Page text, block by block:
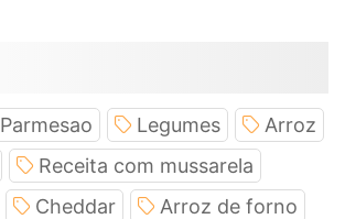
Parmesao Legumes
Arroz
Receita com mussarela
Cheddar
Arroz de forno